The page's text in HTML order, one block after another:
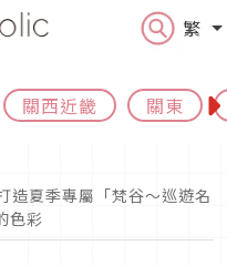
繁
關西近畿 關東
造夏季專屬「梵谷～巡遊名
色彩